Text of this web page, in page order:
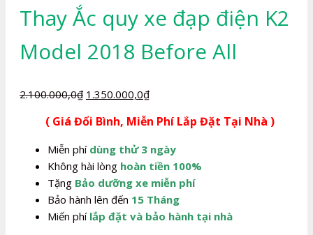
Thay Ắc quy xe đạp điện K2
Model 2018 Before All
2.100.000,0₫ Giá
là:
2.100.000,0₫.
1.350.000,0₫Giá
tại
1.350.000,0₫.
( Giá Đổi Bình, Miễn Phí Lắp Đặt Tại Nhà )
Miễn phí dùng thử 3 ngày
Không hài lòng hoàn tiền 100%
Tặng Bảo dưỡng xe miễn phí
Bảo hành lên đến 15 Tháng
Miến phí lắp đặt và bảo hành tại nhà